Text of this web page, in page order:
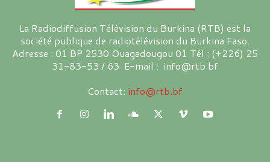
La Radiodiffusion Télévision du Burkina (RTB) est la
société publique de radiotélévision du Burkina Faso.
Adresse : 01 BP 2530 Ouagadougou 01 Tél : (+226) 25
31-83-53 / 63 E-mail : info@rtb.bf
Contact: info@rtb.bf